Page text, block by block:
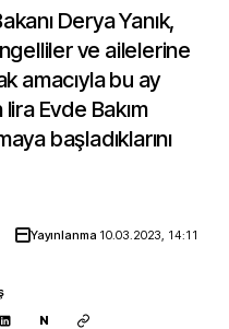
Derya Yanık,
ve ailelerine
amacıyla bu ay
Evde Bakım
başladıklarını
Yayınlanma 10.03.2023, 14:11
N